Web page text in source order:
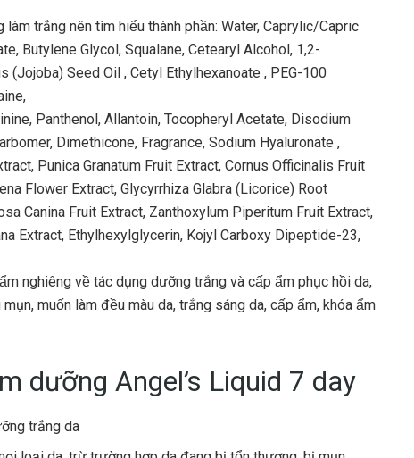
trắng nên tìm hiểu thành phần: Water, Caprylic/Capric
Butylene Glycol, Squalane, Cetearyl Alcohol, 1,2-
(Jojoba) Seed Oil , Cetyl Ethylhexanoate , PEG-100
Panthenol, Allantoin, Tocopheryl Acetate, Disodium
Dimethicone, Fragrance, Sodium Hyaluronate ,
Punica Granatum Fruit Extract, Cornus Officinalis Fruit
Flower Extract, Glycyrrhiza Glabra (Licorice) Root
Canina Fruit Extract, Zanthoxylum Piperitum Fruit Extract,
Extract, Ethylhexylglycerin, Kojyl Carboxy Dipeptide-23,
nghiêng về tác dụng dưỡng trắng và cấp ẩm phục hồi da,
muốn làm đều màu da, trắng sáng da, cấp ẩm, khóa ẩm
dưỡng Angel’s Liquid 7 day
trắng da